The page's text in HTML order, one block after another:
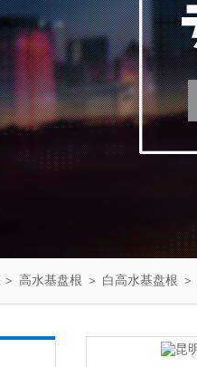
＞ 高水基盘根 ＞ 白高水基盘根